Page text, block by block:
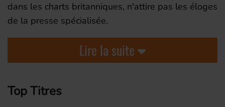
dans les charts britanniques, n'attire pas les éloges
de la presse spécialisée.
Lire la suite
Top Titres